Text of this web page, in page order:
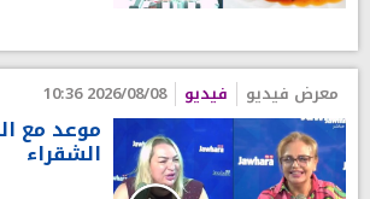
معرض فيديو فيديو 2026/08/08 10:36
موعد مع
الشقراء